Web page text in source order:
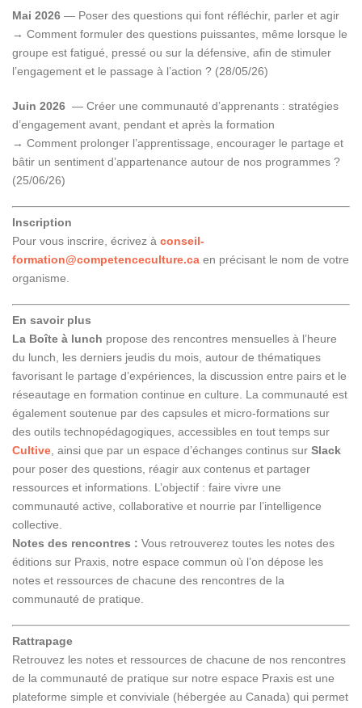
Mai 2026 — Poser des questions qui font réfléchir, parler et agir
→ Comment formuler des questions puissantes, même lorsque le
groupe est fatigué, pressé ou sur la défensive, afin de stimuler
l’engagement et le passage à l’action ? (28/05/26)
Juin 2026 — Créer une communauté d’apprenants : stratégies
d’engagement avant, pendant et après la formation
→ Comment prolonger l’apprentissage, encourager le partage et
bâtir un sentiment d’appartenance autour de nos programmes ?
(25/06/26)
Inscription
Pour vous inscrire, écrivez à conseil-
formation@competenceculture.ca en précisant le nom de votre
organisme.
En savoir plus
La Boîte à lunch propose des rencontres mensuelles à l’heure
du lunch, les derniers jeudis du mois, autour de thématiques
favorisant le partage d’expériences, la discussion entre pairs et le
réseautage en formation continue en culture. La communauté est
également soutenue par des capsules et micro-formations sur
des outils technopédagogiques, accessibles en tout temps sur
Cultive , ainsi que par un espace d’échanges continus sur Slack
pour poser des questions, réagir aux contenus et partager
ressources et informations. L’objectif : faire vivre une
communauté active, collaborative et nourrie par l’intelligence
collective.
Notes des rencontres : Vous retrouverez toutes les notes des
éditions sur Praxis, notre espace commun où l’on dépose les
notes et ressources de chacune des rencontres de la
communauté de pratique.
Rattrapage
Retrouvez les notes et ressources de chacune de nos rencontres
de la communauté de pratique sur notre espace Praxis est une
plateforme simple et conviviale (hébergée au Canada) qui permet